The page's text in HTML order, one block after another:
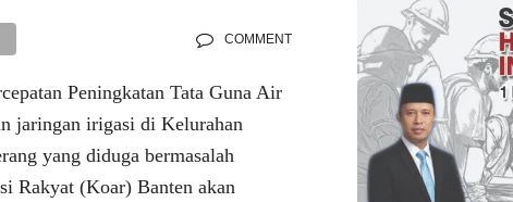
COMMENT
Peningkatan Tata Guna Air
jaringan irigasi di Kelurahan
yang diduga bermasalah
Rakyat (Koar) Banten akan